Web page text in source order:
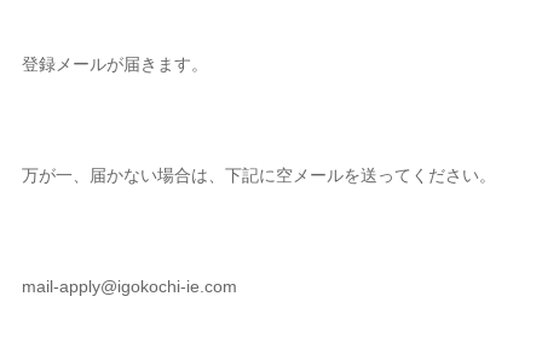
登録メールが届きます。
万が一、届かない場合は、下記に空メールを送ってください。
mail-apply@igokochi-ie.com